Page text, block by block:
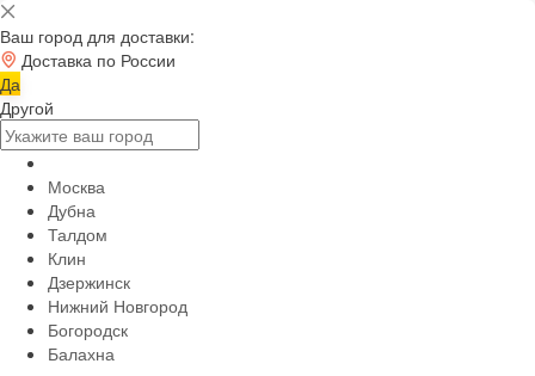
Ваш город для доставки:
Доставка по России
Да
Другой
Москва
Дубна
Талдом
Клин
Дзержинск
Нижний Новгород
Богородск
Балахна